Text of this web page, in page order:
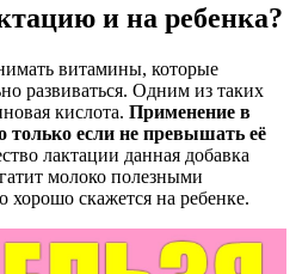
и на ребенка?
витамины, которые
развиваться. Одним из таких
кислота. Применение в
только если не превышать её
лактации данная добавка
молоко полезными
хорошо скажется на ребенке.